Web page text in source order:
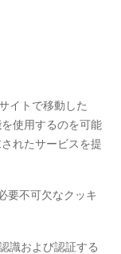
イトで移動した
使用するのを可能
れたサービスを提
要不可欠なクッキ
識および認証する